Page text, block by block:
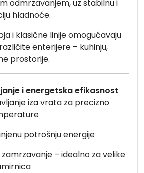
odmrzavanjem, uz stabilnu i
hladnoće.
i klasične linije omogućavaju
enterijere – kuhinju,
prostorije.
i energetska efikasnost
iza vrata za precizno
potrošnju energije
– idealno za velike